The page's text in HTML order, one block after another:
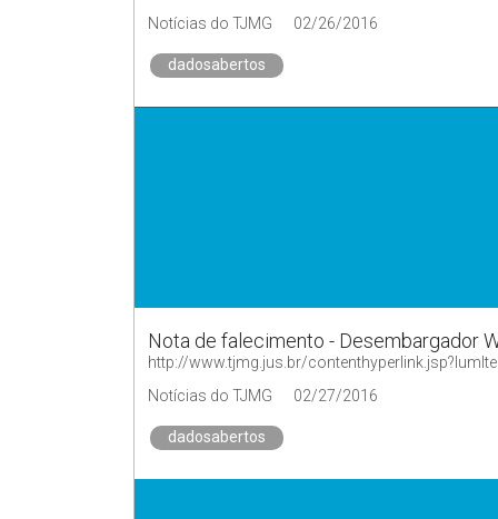
Notícias do TJMG
02/26/2016
dadosabertos
Nota de falecimento - Desembargador
http://www.tjmg.jus.br/
Notícias do TJMG
02/27/2016
dadosabertos